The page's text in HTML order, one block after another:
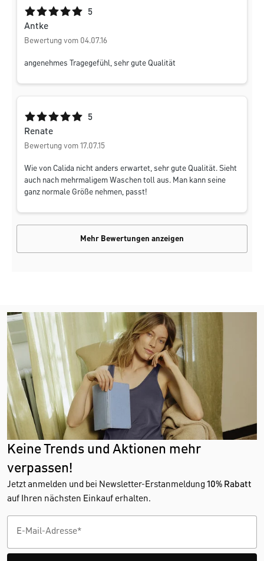
Durchschnittliche Bewertung von 5 von 5 Sternen
5
Antke
Bewertung vom 04.07.16
angenehmes Tragegefühl, sehr gute Qualität
Durchschnittliche Bewertung von 5 von 5 Sternen
5
Renate
Bewertung vom 17.07.15
Wie von Calida nicht anders erwartet, sehr gute Qualität. Sieht
auch nach mehrmaligem Waschen toll aus. Man kann seine
ganz normale Größe nehmen, passt!
Mehr Bewertungen anzeigen
Keine Trends und Aktionen mehr
verpassen!
Jetzt anmelden und bei Newsletter-Erstanmeldung 10% Rabatt
auf Ihren nächsten Einkauf erhalten.